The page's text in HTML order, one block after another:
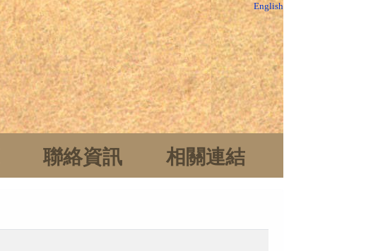
English
聯絡資訊 相關連結